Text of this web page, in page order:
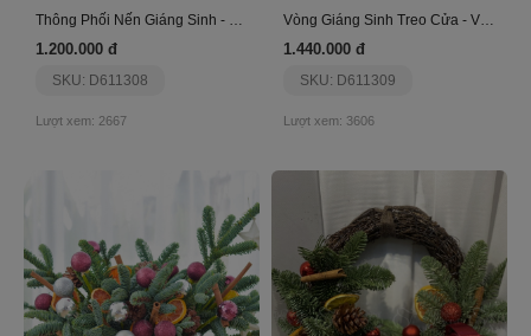
Thông Phối Nến Giáng Sinh - Nến Trắng - Thông Nâu
1.200.000 đ
SKU: D611308
Lượt xem: 2667
Vòng Giáng Sinh Treo Cửa - Vàng Nâu
1.440.000 đ
SKU: D611309
Lượt xem: 3606